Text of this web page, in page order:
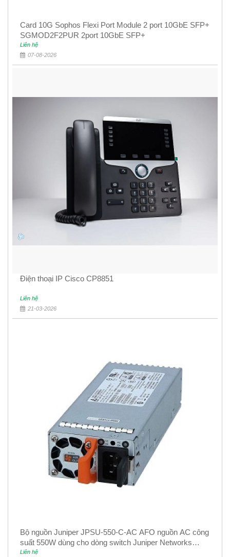
Card 10G Sophos Flexi Port Module 2 port 10GbE SFP+
SGMOD2F2PUR 2port 10GbE SFP+
Liên hệ
07-08-2026
Điện thoại IP Cisco CP8851
Liên hệ
21-03-2026
Bộ nguồn Juniper JPSU-550-C-AC AFO nguồn AC công
suất 550W dùng cho dòng switch Juniper Networks
EX4400
Liên hệ